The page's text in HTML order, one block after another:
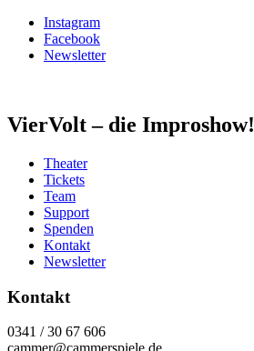
Instagram
Facebook
Newsletter
VierVolt – die Improshow!
Theater
Tickets
Team
Support
Spenden
Kontakt
Newsletter
Kontakt
0341 / 30 67 606